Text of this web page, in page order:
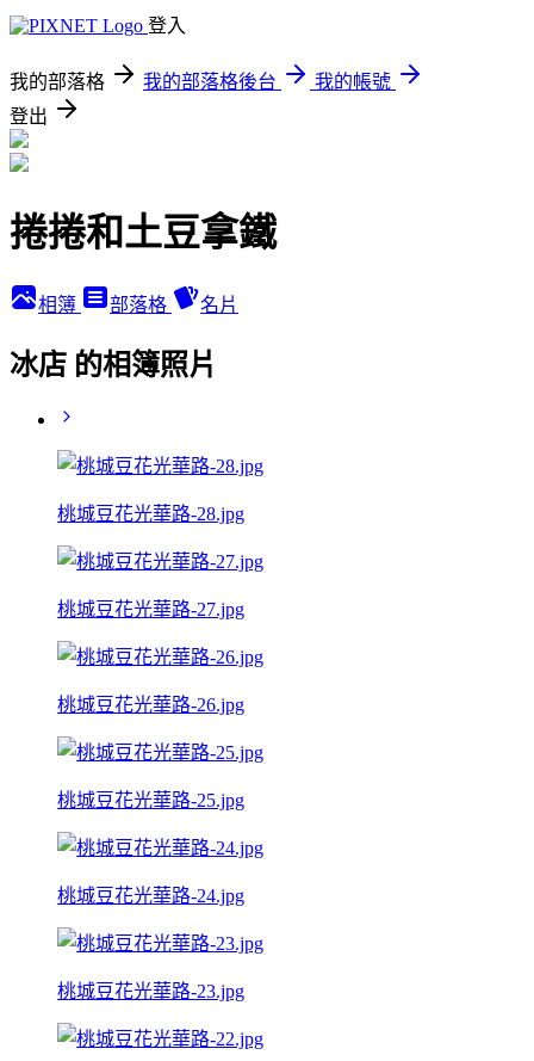
登入
我的部落格 我的部落格後台
我的帳號
登出
捲捲和土豆拿鐵
相簿 部落格 名片
冰店 的相簿照片
桃城豆花光華路-28.jpg
桃城豆花光華路-27.jpg
桃城豆花光華路-26.jpg
桃城豆花光華路-25.jpg
桃城豆花光華路-24.jpg
桃城豆花光華路-23.jpg